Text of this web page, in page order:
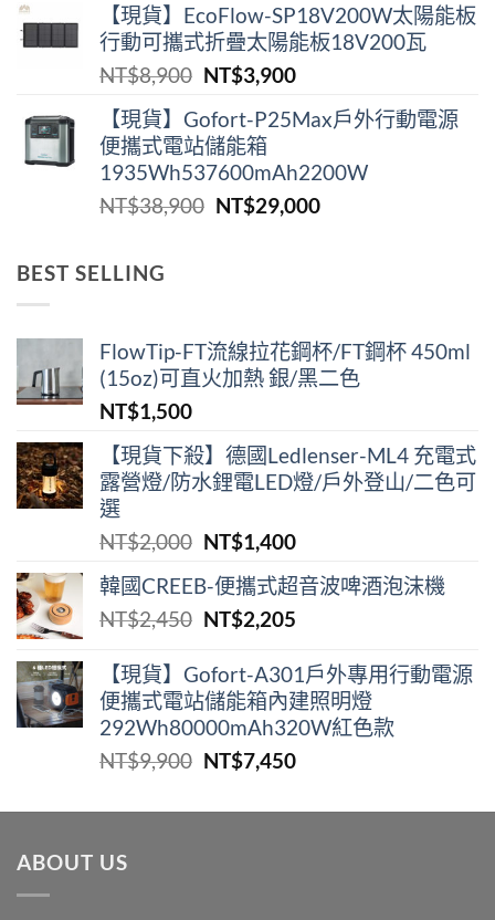
價
格：
NT$2,180。
價
格：
NT$1,290。
【現貨】EcoFlow-SP18V200W太陽能板
行動可攜式折疊太陽能板18V200瓦
NT$8,900 原
價
格：
NT$8,900。
NT$3,900目
價
NT$3,900。
【現貨】Gofort-P25Max戶外行動電源
便攜式電站儲能箱
1935Wh537600mAh2200W
NT$38,900 原
NT$29,000目
BEST SELLING
FlowTip-FT流線拉花鋼杯/FT鋼杯 450ml
(15oz)可直火加熱 銀/黑二色
NT$1,500
【現貨下殺】德國Ledlenser-ML4 充電式
露營燈/防水鋰電LED燈/戶外登山/二色可
選
NT$2,000 原
價
格：
NT$1,400目
價
格：
韓國CREEB-便攜式超⾳波啤酒泡沫機
NT$2,450 原
價
格：
NT$2,450。
NT$2,205目
價
格：
NT$2,205。
【現貨】Gofort-A301戶外專用行動電源
便攜式電站儲能箱內建照明燈
292Wh80000mAh320W紅色款
NT$9,900 原
價
NT$7,450目
價
ABOUT US